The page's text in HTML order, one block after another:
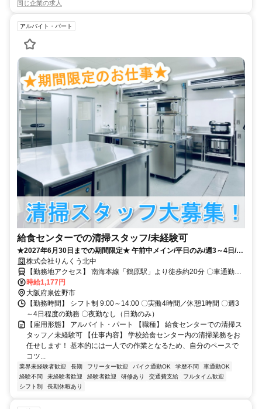
同じ企業の求人
アルバイト・パート
給食センターでの清掃スタッフ/未経験可
★2027年6月30日までの期間限定★ 午前中メイン/平日のみ/週3～4日/短
時間の清掃スタッフ 入社希望日相談OK！
株式会社りんくう北中
【勤務地アクセス】 南海本線「鶴原駅」より徒歩約20分 〇車通勤
OK（無料駐車場完備） 〇バイク/自転車通勤OK（無料駐輪場完備）
時給1,177円
大阪府泉佐野市
【勤務時間】 シフト制 9:00～14:00 〇実働4時間／休憩1時間 〇週3
～4日程度の勤務 〇夜勤なし（日勤のみ）
【雇用形態】 アルバイト・パート 【職種】 給食センターでの清掃ス
タッフ／未経験可 【仕事内容】 学校給食センター内の清掃業務をお
任せします！ 基本的には一人での作業となるため、自分のペースで
コツ...
業界未経験者歓迎 長期 フリーター歓迎 バイク通勤OK 学歴不問
車通勤OK
経験不問
未経験者歓迎 経験者歓迎 研修あり 交通費支給
フルタイム歓迎
シフト制
長期休暇あり